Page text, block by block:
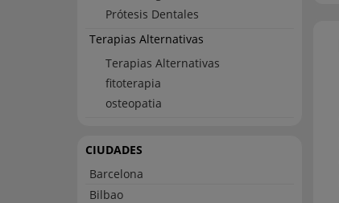
Prótesis Dentales
Terapias Alternativas
Terapias Alternativas
fitoterapia
osteopatia
CIUDADES
Barcelona
Bilbao